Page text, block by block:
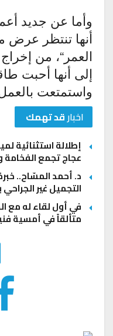
وأما عن جديد
أنها تنتظر
العمر“، من
إلى أنها أحبت
واستمتعت
اخبارقد تهمك
إطلالة استثنائية
عجاج تجمع الفخامة
د. أحمد المسّاح..
التجميل غير الجراحي
في أول لقاء له مع
متألقاً في أمسية